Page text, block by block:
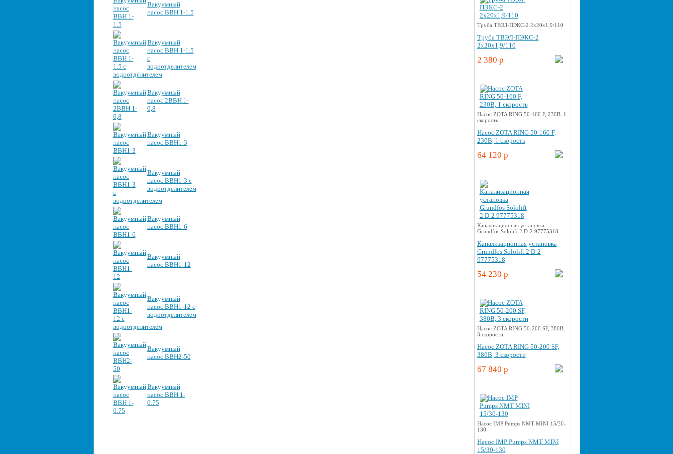
Вакуумный
насос ВВН 1-1.5
Вакуумный
насос ВВН 1-1.5
с
водоотделителем
Вакуумный
насос 2ВВН 1-
0,8
Вакуумный
насос ВВН1-3
Вакуумный
насос ВВН1-3 с
водоотделителем
Вакуумный
насос ВВН1-6
Вакуумный
насос ВВН1-12
Вакуумный
насос ВВН1-12 с
водоотделителем
Вакуумный
насос ВВН2-50
Вакуумный
насос ВВН 1-
0.75
Труба ТВЭЛ-ПЭКС-2 2x20x1,9/110
Труба ТВЭЛ-ПЭКС-2
2x20x1,9/110
2 380 p
Насос ZOTA RING 50-160 F, 230В, 1
скорость
Насос ZOTA RING 50-160 F,
230В, 1 скорость
64 120 p
Канализационная установка
Grundfos Sololift 2 D-2 97775318
Канализационная установка
Grundfos Sololift 2 D-2
97775318
54 230 p
Насос ZOTA RING 50-200 SF, 380В,
3 скорости
Насос ZOTA RING 50-200 SF,
380В, 3 скорости
67 840 p
Насос IMP Pumps NMT MINI 15/30-
130
Насос IMP Pumps NMT MINI
15/30-130